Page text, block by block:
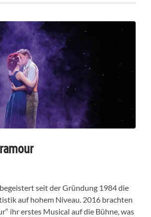
seit der Gründung 1984 die
auf hohem Niveau. 2016 brachten
ihr erstes Musical auf die Bühne, was